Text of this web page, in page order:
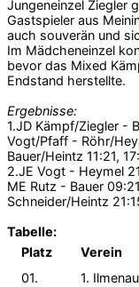
Jungeneinzel Ziegler
Gastspieler aus
auch souverän und
Im Mädcheneinzel
bevor das Mixed
Endstand herstellte.
Ergebnisse:
1.JD Kämpf/Ziegler -
Vogt/Pfaff - Röhr/
Bauer/Heintz 11:21,
2.JE Vogt - Heymel
ME Rutz - Bauer
Schneider/Heintz
Tabelle:
Platz
Verein
01.
1.